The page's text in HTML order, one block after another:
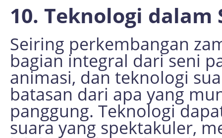
10. Teknologi dalam
Seiring perkembangan
bagian integral dari seni
animasi, dan teknologi
batasan dari apa yang
panggung. Teknologi
suara yang spektakuler,